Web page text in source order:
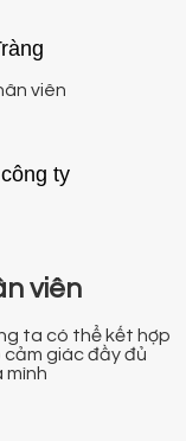
ty
viên
ta có thể kết hợp
giác đầy đủ
mình